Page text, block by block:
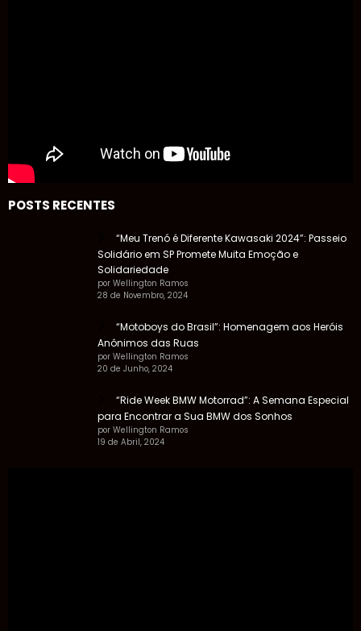
POSTS RECENTES
“Meu Trenó é Diferente Kawasaki 2024”: Passeio
Solidário em SP Promete Muita Emoção e
Solidariedade
por Wellington Ramos
28 de Novembro, 2024
“Motoboys do Brasil”: Homenagem aos Heróis
Anônimos das Ruas
por Wellington Ramos
20 de Junho, 2024
“Ride Week BMW Motorrad”: A Semana Especial
para Encontrar a Sua BMW dos Sonhos
por Wellington Ramos
19 de Abril, 2024